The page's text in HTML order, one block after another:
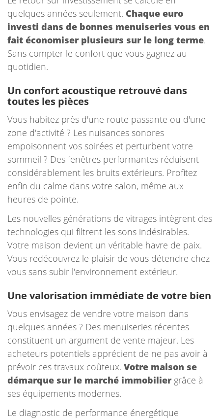
quelques années seulement. Chaque euro
investi dans de bonnes menuiseries vous en
fait économiser plusieurs sur le long terme.
Sans compter le confort que vous gagnez au
quotidien.
Un confort acoustique retrouvé dans
toutes les pièces
Vous habitez près d'une route passante ou d'une
zone d'activité ? Les nuisances sonores
empoisonnent vos soirées et perturbent votre
sommeil ? Des fenêtres performantes réduisent
considérablement les bruits extérieurs. Profitez
enfin du calme dans votre salon, même aux
heures de pointe.
Les nouvelles générations de vitrages intègrent des
technologies qui filtrent les sons indésirables.
Votre maison devient un véritable havre de paix.
Vous redécouvrez le plaisir de vous détendre chez
vous sans subir l'environnement extérieur.
Une valorisation immédiate de votre bien
Vous envisagez de vendre votre maison dans
quelques années ? Des menuiseries récentes
constituent un argument de vente majeur. Les
acheteurs potentiels apprécient de ne pas avoir à
prévoir ces travaux coûteux. Votre maison se
démarque sur le marché immobiliergrâce à
ses équipements modernes.
Le diagnostic de performance énergétique